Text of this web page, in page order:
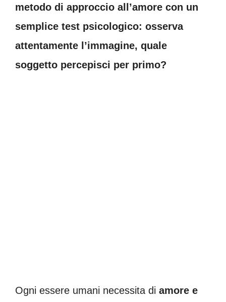
metodo di approccio all’amore con un
semplice test psicologico: osserva
attentamente l’immagine, quale
soggetto percepisci per primo?
Ogni essere umani necessita di amore e